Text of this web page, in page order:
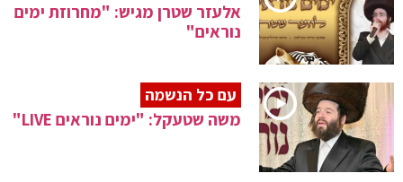
אלעזר שטרן מגיש: "מחרוזת ימים
נוראים"
עם כל הנשמה
משה שטעקל: "ימים נוראים LIVE"